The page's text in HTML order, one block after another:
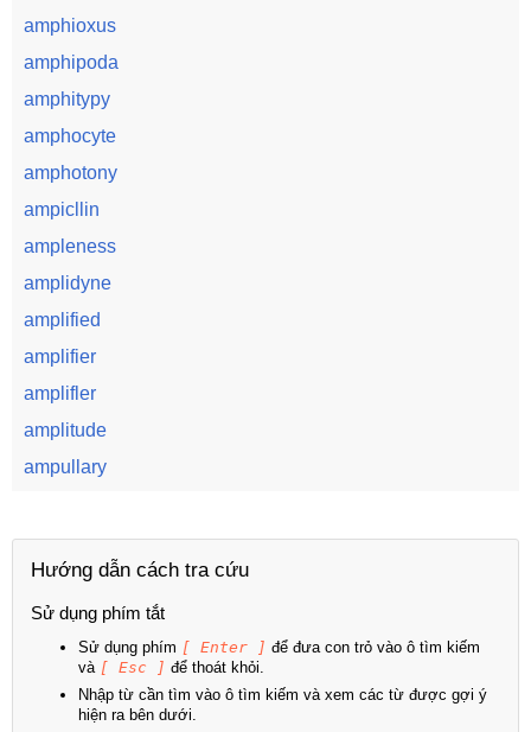
amphioxus
amphipoda
amphitypy
amphocyte
amphotony
ampicllin
ampleness
amplidyne
amplified
amplifier
amplifler
amplitude
ampullary
Hướng dẫn cách tra cứu
Sử dụng phím tắt
Sử dụng phím [ Enter ] để đưa con trỏ vào ô tìm kiếm
và [ Esc ] để thoát khỏi.
Nhập từ cần tìm vào ô tìm kiếm và xem các từ được gợi ý
hiện ra bên dưới.